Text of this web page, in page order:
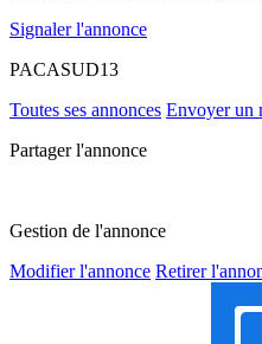
Signaler l'annonce
PACASUD13
Toutes ses annonces Envoyer un
Partager l'annonce
Gestion de l'annonce
Modifier l'annonce Retirer